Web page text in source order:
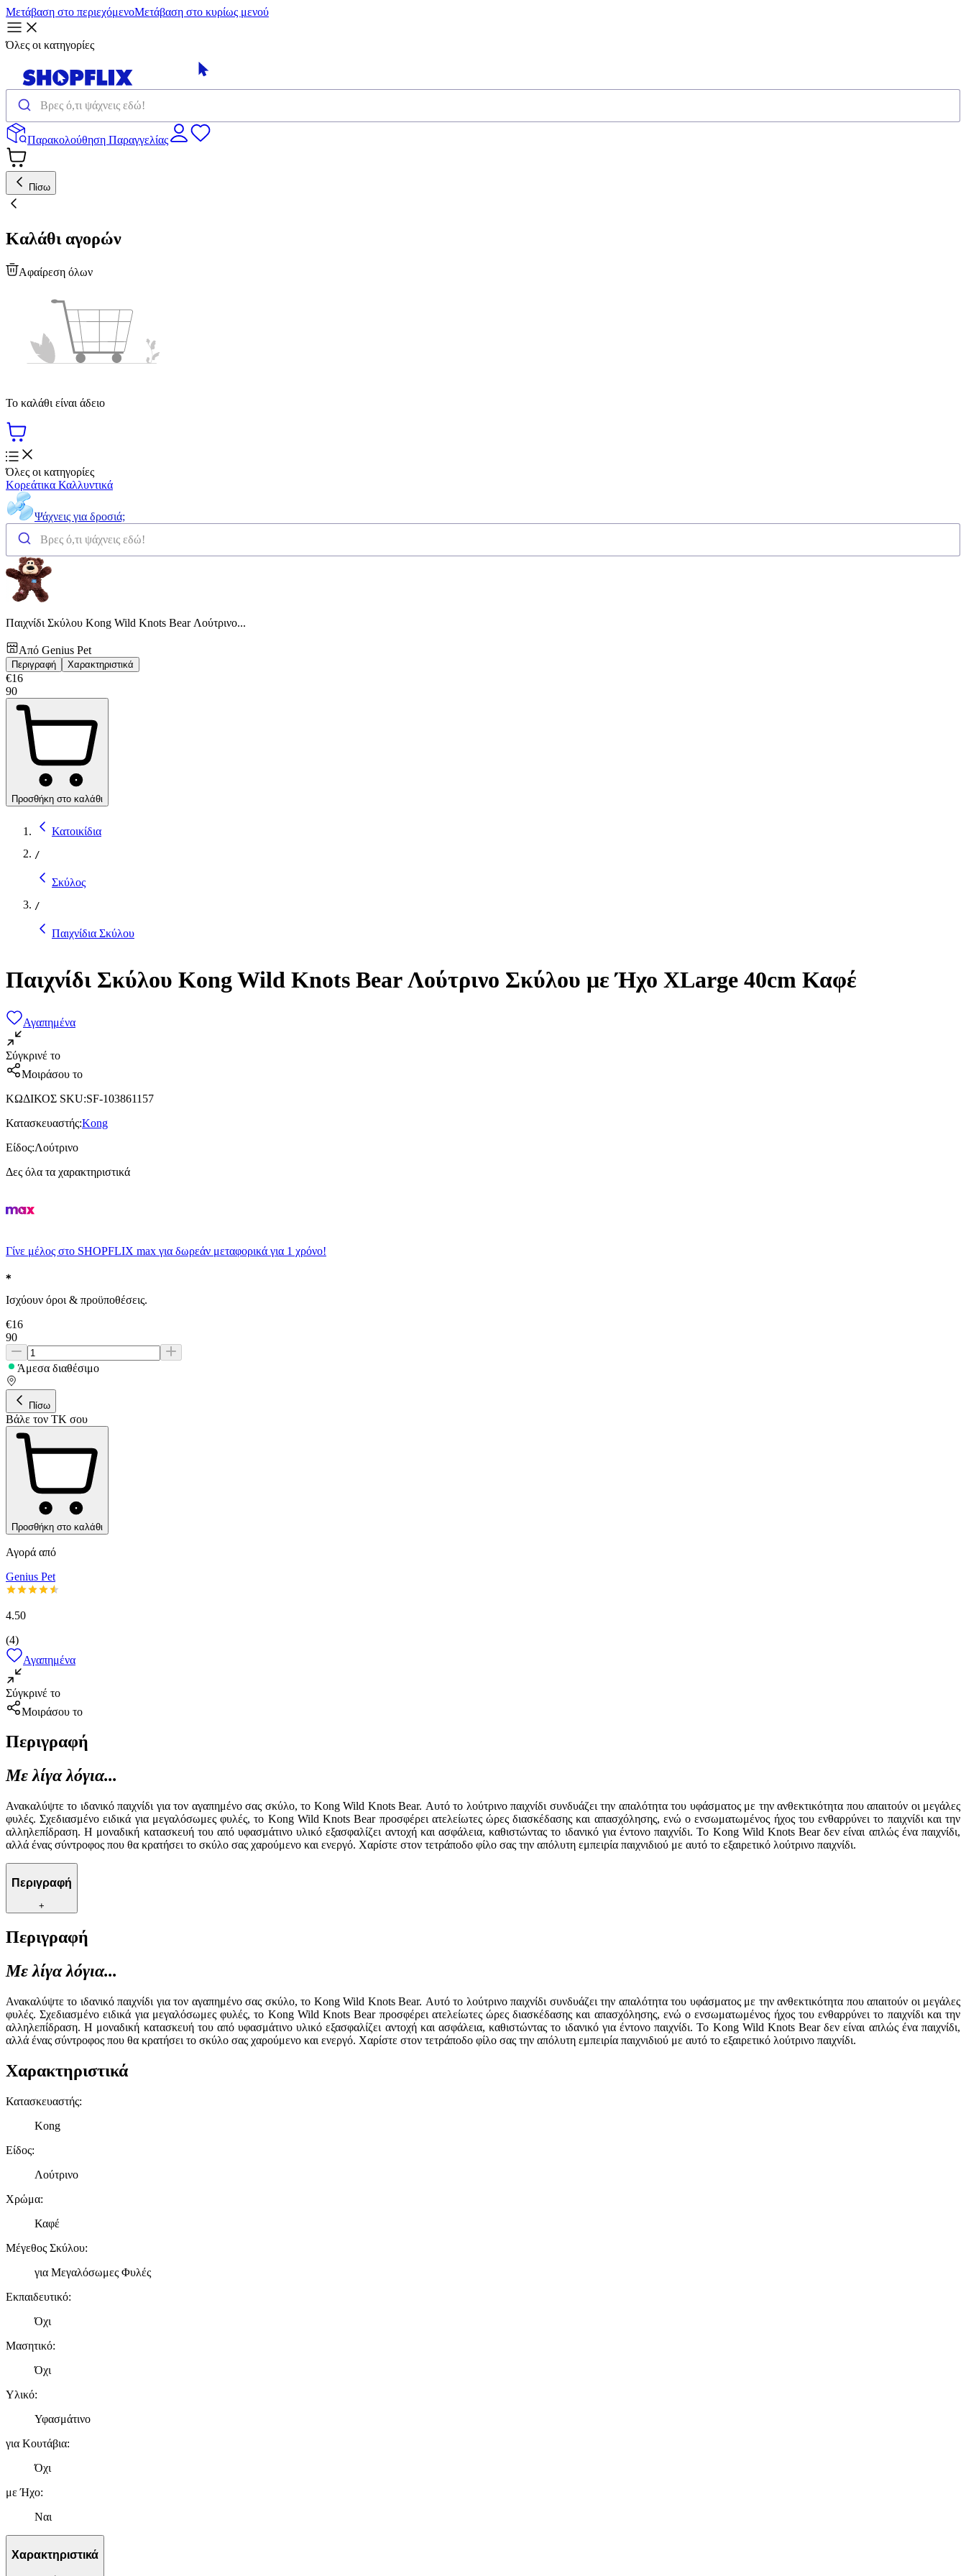
Μετάβαση στο περιεχόμενοΜετάβαση στο κυρίως μενού
Όλες οι κατηγορίες
Παρακολούθηση Παραγγελίας
Πίσω
Καλάθι αγορών
Αφαίρεση όλων
Το καλάθι είναι άδειο
Όλες οι κατηγορίες
Κορεάτικα Καλλυντικά
Ψάχνεις για δροσιά;
Παιχνίδι Σκύλου Kong Wild Knots Bear Λούτρινο...
Από Genius Pet
Περιγραφή Χαρακτηριστικά
€16
90
Προσθήκη στο καλάθι
Κατοικίδια
/
Σκύλος
/
Παιχνίδια Σκύλου
Παιχνίδι Σκύλου Kong Wild Knots Bear Λούτρινο Σκύλου με Ήχο XLarge 40cm Καφέ
Αγαπημένα
Σύγκρινέ το
Μοιράσου το
ΚΩΔΙΚΟΣ SKU:SF-103861157
Κατασκευαστής:Kong
Είδος:Λούτρινο
Δες όλα τα χαρακτηριστικά
Γίνε μέλος στο SHOPFLIX max για δωρεάν μεταφορικά για 1 χρόνο!
Ισχύουν όροι & προϋποθέσεις.
€16
90
Άμεσα διαθέσιμο
Πίσω
Βάλε τον ΤΚ σου
Προσθήκη στο καλάθι
Αγορά από
Genius Pet
4.50
(4)
Αγαπημένα
Σύγκρινέ το
Μοιράσου το
Περιγραφή
Με λίγα λόγια...
Ανακαλύψτε το ιδανικό παιχνίδι για τον αγαπημένο σας σκύλο, το Kong Wild Knots Bear. Αυτό το λούτρινο παιχνίδι συνδυάζει την απαλότητα του υφάσματος με την ανθεκτικότητα που απαιτούν οι μεγάλες
φυλές. Σχεδιασμένο ειδικά για μεγαλόσωμες φυλές, το Kong Wild Knots Bear προσφέρει ατελείωτες ώρες διασκέδασης και απασχόλησης, ενώ ο ενσωματωμένος ήχος του ενθαρρύνει το παιχνίδι και την
αλληλεπίδραση. Η μοναδική κατασκευή του από υφασμάτινο υλικό εξασφαλίζει αντοχή και ασφάλεια, καθιστώντας το ιδανικό για έντονο παιχνίδι. Το Kong Wild Knots Bear δεν είναι απλώς ένα παιχνίδι,
αλλά ένας σύντροφος που θα κρατήσει το σκύλο σας χαρούμενο και ενεργό. Χαρίστε στον τετράποδο φίλο σας την απόλυτη εμπειρία παιχνιδιού με αυτό το εξαιρετικό λούτρινο παιχνίδι.
Περιγραφή
+
Περιγραφή
Με λίγα λόγια...
Ανακαλύψτε το ιδανικό παιχνίδι για τον αγαπημένο σας σκύλο, το Kong Wild Knots Bear. Αυτό το λούτρινο παιχνίδι συνδυάζει την απαλότητα του υφάσματος με την ανθεκτικότητα που απαιτούν οι μεγάλες
φυλές. Σχεδιασμένο ειδικά για μεγαλόσωμες φυλές, το Kong Wild Knots Bear προσφέρει ατελείωτες ώρες διασκέδασης και απασχόλησης, ενώ ο ενσωματωμένος ήχος του ενθαρρύνει το παιχνίδι και την
αλληλεπίδραση. Η μοναδική κατασκευή του από υφασμάτινο υλικό εξασφαλίζει αντοχή και ασφάλεια, καθιστώντας το ιδανικό για έντονο παιχνίδι. Το Kong Wild Knots Bear δεν είναι απλώς ένα παιχνίδι,
αλλά ένας σύντροφος που θα κρατήσει το σκύλο σας χαρούμενο και ενεργό. Χαρίστε στον τετράποδο φίλο σας την απόλυτη εμπειρία παιχνιδιού με αυτό το εξαιρετικό λούτρινο παιχνίδι.
Χαρακτηριστικά
Κατασκευαστής:
Kong
Είδος:
Λούτρινο
Χρώμα:
Καφέ
Μέγεθος Σκύλου:
για Μεγαλόσωμες Φυλές
Εκπαιδευτικό:
Όχι
Μασητικό:
Όχι
Υλικό:
Υφασμάτινο
για Κουτάβια:
Όχι
με Ήχο:
Ναι
Χαρακτηριστικά